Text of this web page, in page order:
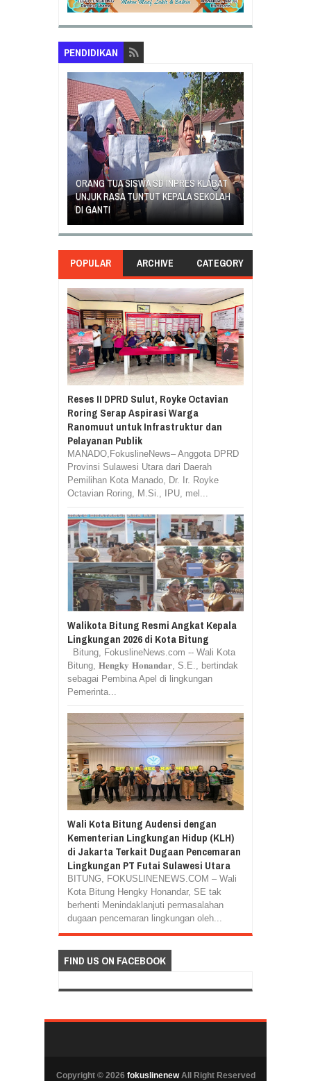
PENDIDIKAN
ORANG TUA SISWA SD INPRES KLABAT
UNJUK RASA TUNTUT KEPALA SEKOLAH
DI GANTI
POPULAR ARCHIVE CATEGORY
Reses II DPRD Sulut, Royke Octavian
Roring Serap Aspirasi Warga
Ranomuut untuk Infrastruktur dan
Pelayanan Publik
MANADO,FokuslineNews– Anggota DPRD
Provinsi Sulawesi Utara dari Daerah
Pemilihan Kota Manado, Dr. Ir. Royke
Octavian Roring, M.Si., IPU, mel...
Walikota Bitung Resmi Angkat Kepala
Lingkungan 2026 di Kota Bitung
Bitung, FokuslineNews.com -- Wali Kota
Bitung, 𝐇𝐞𝐧𝐠𝐤𝐲 𝐇𝐨𝐧𝐚𝐧𝐝𝐚𝐫, S.E., bertindak
sebagai Pembina Apel di lingkungan
Pemerinta...
Wali Kota Bitung Audensi dengan
Kementerian Lingkungan Hidup (KLH)
di Jakarta Terkait Dugaan Pencemaran
Lingkungan PT Futai Sulawesi Utara
BITUNG, FOKUSLINENEWS.COM – Wali
Kota Bitung Hengky Honandar, SE tak
berhenti Menindaklanjuti permasalahan
dugaan pencemaran lingkungan oleh...
FIND US ON FACEBOOK
Copyright © 2026 fokuslinenewAll Right Reserved